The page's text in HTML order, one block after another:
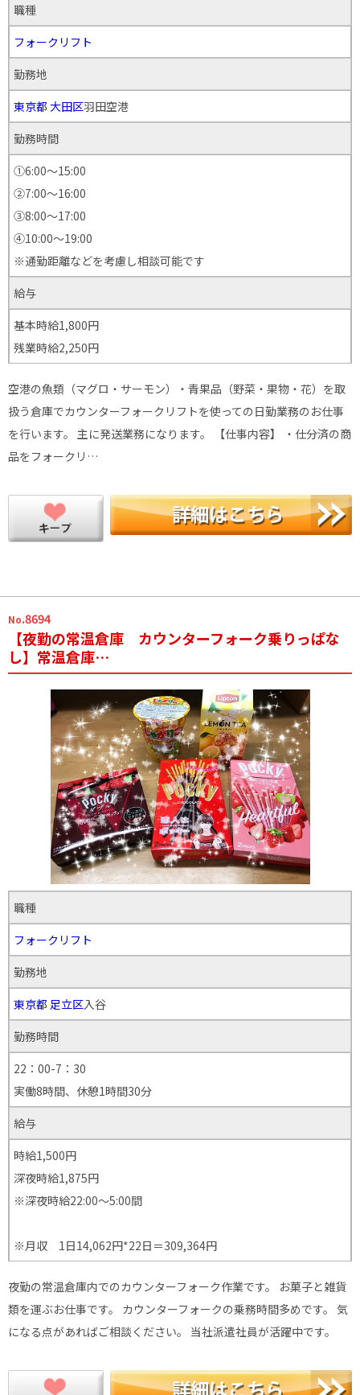
職種
フォークリフト
勤務地
東京都 大田区羽田空港
勤務時間
①6:00～15:00
②7:00～16:00
③8:00～17:00
④10:00〜19:00
※通勤距離などを考慮し相談可能です
給与
基本時給1,800円
残業時給2,250円
空港の魚類（マグロ・サーモン）・青果品（野菜・果物・花）を取
扱う倉庫でカウンターフォークリフトを使っての日勤業務のお仕事
を行います。 主に発送業務になります。 【仕事内容】 ・仕分済の商
品をフォークリ…
No.8694
【夜勤の常温倉庫 カウンターフォーク乗りっぱな
し】常温倉庫…
職種
フォークリフト
勤務地
東京都 足立区入谷
勤務時間
22：00-7：30
実働8時間、休憩1時間30分
給与
時給1,500円
深夜時給1,875円
※深夜時給22:00〜5:00間
※月収 1日14,062円*22日＝309,364円
夜勤の常温倉庫内でのカウンターフォーク作業です。 お菓子と雑貨
類を運ぶお仕事です。 カウンターフォークの乗務時間多めです。 気
になる点があればご相談ください。 当社派遣社員が活躍中です。